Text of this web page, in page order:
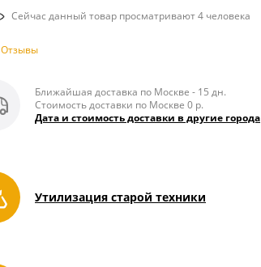
Сейчас данный товар просматривают 4 человека
Отзывы
Ближайшая доставка по Москве - 15 дн.
Стоимость доставки по Москве 0 р.
Дата и стоимость доставки в другие города
Утилизация старой техники